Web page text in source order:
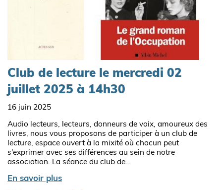
Club de lecture le mercredi 02
juillet 2025 à 14h30
16 juin 2025
Audio lecteurs, lecteurs, donneurs de voix, amoureux des
livres, nous vous proposons de participer à un club de
lecture, espace ouvert à la mixité où chacun peut
s'exprimer avec ses différences au sein de notre
association. La séance du club de…
En savoir plus